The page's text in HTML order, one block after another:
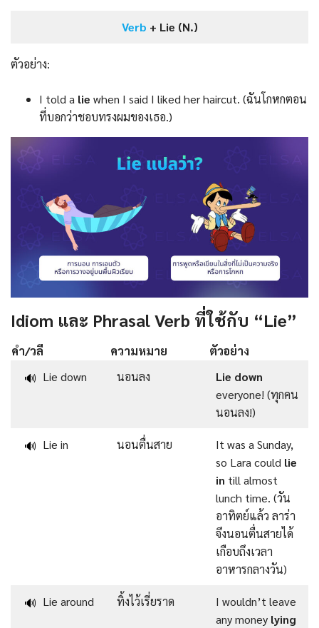
Verb + Lie (N.)
ตัวอย่าง:
I told a lie when I said I liked her haircut. (ฉันโกหกตอน
ที่บอกว่าชอบทรงผมของเธอ.)
Idiom และ Phrasal Verb ที่ใช้กับ “Lie”
คำ/วลี ความหมาย
ตัวอย่าง
🔊 Lie down นอนลง
Lie down
everyone! (ทุกคน
นอนลง!)
🔊 Lie in นอนตื่นสาย
It was a Sunday,
so Lara could lie
in till almost
lunch time. (วัน
อาทิตย์แล้ว ลาร่า
จึงนอนตื่นสายได้
เกือบถึงเวลา
อาหารกลางวัน)
🔊 Lie around ทิ้งไว้เรี่ยราด
I wouldn’t leave
any money lying